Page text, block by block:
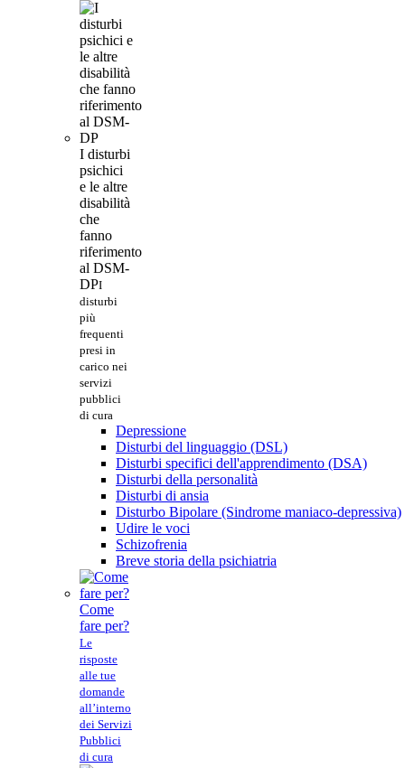
I disturbi
psichici
e le altre
disabilità
che
fanno
riferimento
al DSM-
DPI
disturbi
più
frequenti
presi in
carico nei
servizi
pubblici
di cura
Depressione
Disturbi del linguaggio (DSL)
Disturbi specifici dell'apprendimento (DSA)
Disturbi della personalità
Disturbi di ansia
Disturbo Bipolare (Sindrome maniaco-depressiva)
Udire le voci
Schizofrenia
Breve storia della psichiatria
Come
fare per?
Le
risposte
alle tue
domande
all’interno
dei Servizi
Pubblici
di cura